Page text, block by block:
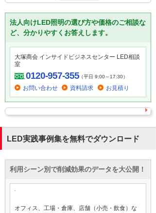
法人向けLED照明の選び方や価格のご相談な
ど、分かりやすくお答えします。
大塚商会 インサイドビジネスセンター LED相談
室
0120-957-355（平日 9:00～17:30）
お問い合わせ 資料請求 お見積り
LED実践事例集を無料でダウンロード
利用シーン別で削減効果のデータを大公開！
オフィス、工場・倉庫、店舗（小売・飲食）な